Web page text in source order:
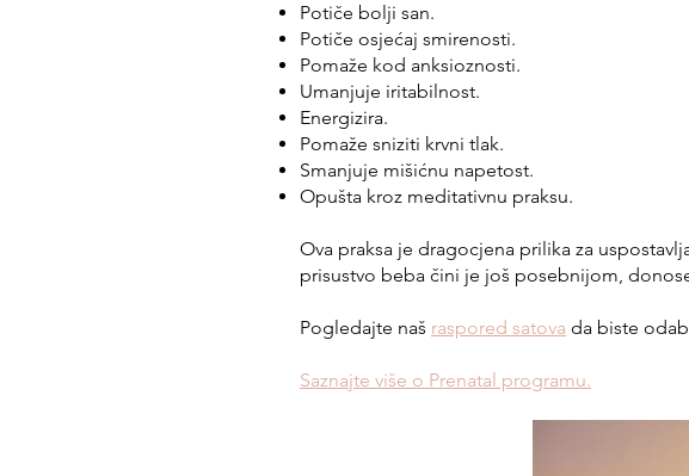
Potiče bolji san.
Potiče osjećaj smirenosti.
Pomaže kod anksioznosti.
Umanjuje iritabilnost.
Energizira.
Pomaže sniziti krvni tlak.
Smanjuje mišićnu napetost.
Opušta kroz meditativnu praksu.
Ova praksa je dragocjena prilika za
prisustvo beba čini je još posebnijom,
Pogledajte naš raspored satova da biste
Saznajte više o Prenatal programu.